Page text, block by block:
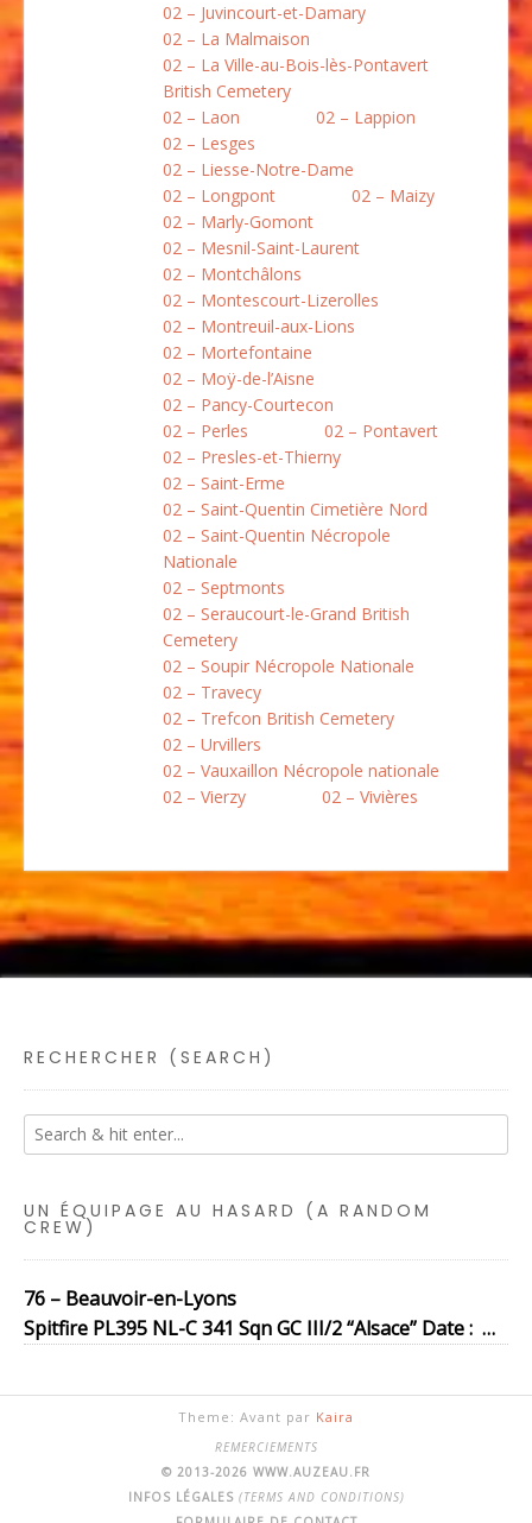
02 – Juvincourt-et-Damary
02 – La Malmaison
02 – La Ville-au-Bois-lès-Pontavert
British Cemetery
02 – Laon
02 – Lappion
02 – Lesges
02 – Liesse-Notre-Dame
02 – Longpont
02 – Maizy
02 – Marly-Gomont
02 – Mesnil-Saint-Laurent
02 – Montchâlons
02 – Montescourt-Lizerolles
02 – Montreuil-aux-Lions
02 – Mortefontaine
02 – Moÿ-de-l’Aisne
02 – Pancy-Courtecon
02 – Perles
02 – Pontavert
02 – Presles-et-Thierny
02 – Saint-Erme
02 – Saint-Quentin Cimetière Nord
02 – Saint-Quentin Nécropole
Nationale
02 – Septmonts
02 – Seraucourt-le-Grand British
Cemetery
02 – Soupir Nécropole Nationale
02 – Travecy
02 – Trefcon British Cemetery
02 – Urvillers
02 – Vauxaillon Nécropole nationale
02 – Vierzy
02 – Vivières
RECHERCHER (SEARCH)
UN ÉQUIPAGE AU HASARD (A RANDOM
CREW)
76 – Beauvoir-en-Lyons
Spitfire PL395 NL-C 341 Sqn GC III/2 “Alsace” Date : …
Theme: Avant par Kaira
REMERCIEMENTS
© 2013-2026 WWW.AUZEAU.FR
INFOS LÉGALES (TERMS AND CONDITIONS)